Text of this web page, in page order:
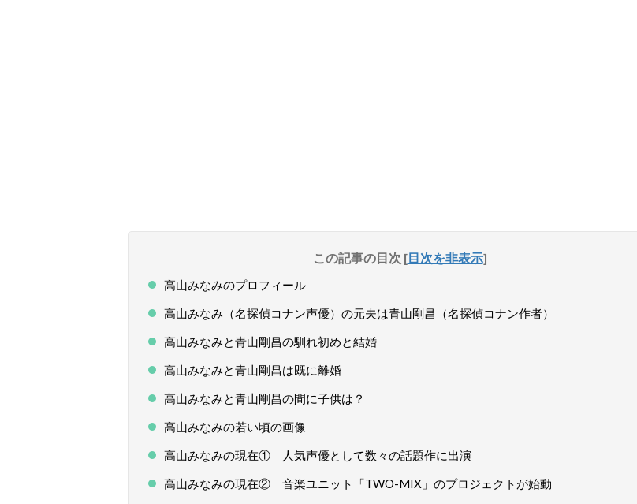
この記事の目次 [目次を非表示]
高山みなみのプロフィール
高山みなみ（名探偵コナン声優）の元夫は青山剛昌（名探偵コナン作者）
高山みなみと青山剛昌の馴れ初めと結婚
高山みなみと青山剛昌は既に離婚
高山みなみと青山剛昌の間に子供は？
高山みなみの若い頃の画像
高山みなみの現在① 人気声優として数々の話題作に出演
高山みなみの現在② 音楽ユニット「TWO-MIX」のプロジェクトが始動